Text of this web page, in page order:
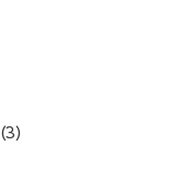
(3)